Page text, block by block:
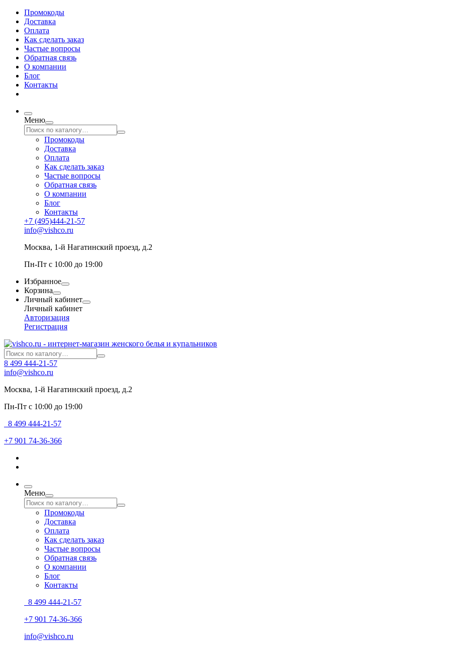
Промокоды
Доставка
Оплата
Как сделать заказ
Частые вопросы
Обратная связь
О компании
Блог
Контакты
Меню
Промокоды
Доставка
Оплата
Как сделать заказ
Частые вопросы
Обратная связь
О компании
Блог
Контакты
+7 (495)444-21-57
info@vishco.ru
Москва, 1-й Нагатинский проезд, д.2
Пн-Пт с 10:00 до 19:00
Избранное
Корзина
Личный кабинет
Личный кабинет
Авторизация
Регистрация
8 499 444-21-57
info@vishco.ru
Москва, 1-й Нагатинский проезд, д.2
Пн-Пт с 10:00 до 19:00
8 499 444-21-57
+7 901 74-36-366
Меню
Промокоды
Доставка
Оплата
Как сделать заказ
Частые вопросы
Обратная связь
О компании
Блог
Контакты
8 499 444-21-57
+7 901 74-36-366
info@vishco.ru